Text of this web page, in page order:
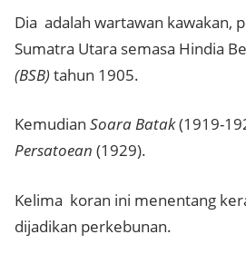
Dia adalah wartawan kawakan,
Sumatra Utara semasa Hindia
(BSB)tahun 1905.
Kemudian Soara Batak(1919-
Persatoean (1929).
Kelima koran ini menentang
dijadikan perkebunan.